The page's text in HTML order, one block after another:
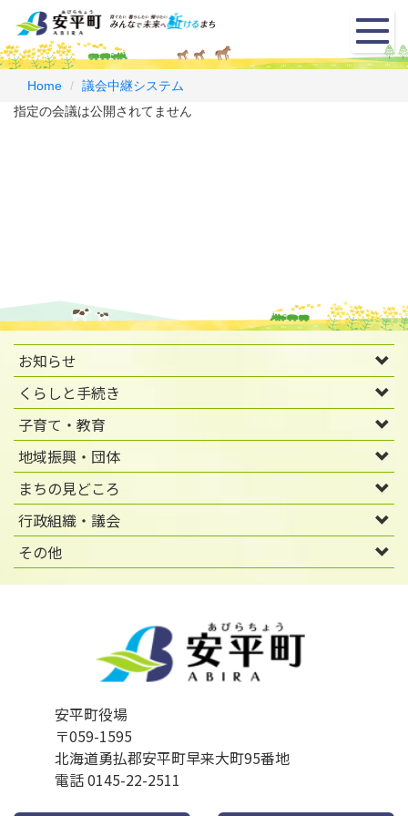
メ
ニ
ュ
Home
議会中継システム
指定の会議は公開されてません
お知らせ
くらしと手続き
子育て・教育
地域振興・団体
まちの見どころ
行政組織・議会
その他
安平町役場
〒059-1595
北海道勇払郡安平町早来大町95番地
電話 0145-22-2511